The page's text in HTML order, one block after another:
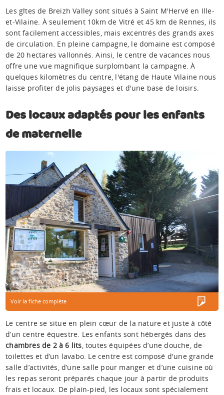
Les gîtes de Breizh Valley sont situés à Saint M'Hervé en Ille-
et-Vilaine. À seulement 10km de Vitré et 45 km de Rennes, ils
sont facilement accessibles, mais excentrés des grands axes
de circulation. En pleine campagne, le domaine est composé
de 20 hectares vallonnés. Ainsi, le centre de vacances nous
offre une vue magnifique surplombant la campagne. À
quelques kilomètres du centre, l'étang de Haute Vilaine nous
laisse profiter de jolis paysages et d'une base de loisirs.
Des locaux adaptés pour les enfants
de maternelle
Voir la fiche complète
Le centre se situe en plein cœur de la nature et juste à côté
d’un centre équestre. Les enfants sont hébergés dans des
chambres de 2 à 6 lits, toutes équipées d’une douche, de
toilettes et d’un lavabo. Le centre est composé d'une grande
salle d’activités, d’une salle pour manger et d’une cuisine où
les repas seront préparés chaque jour à partir de produits
frais et locaux. De plain-pied, les locaux sont spécialement